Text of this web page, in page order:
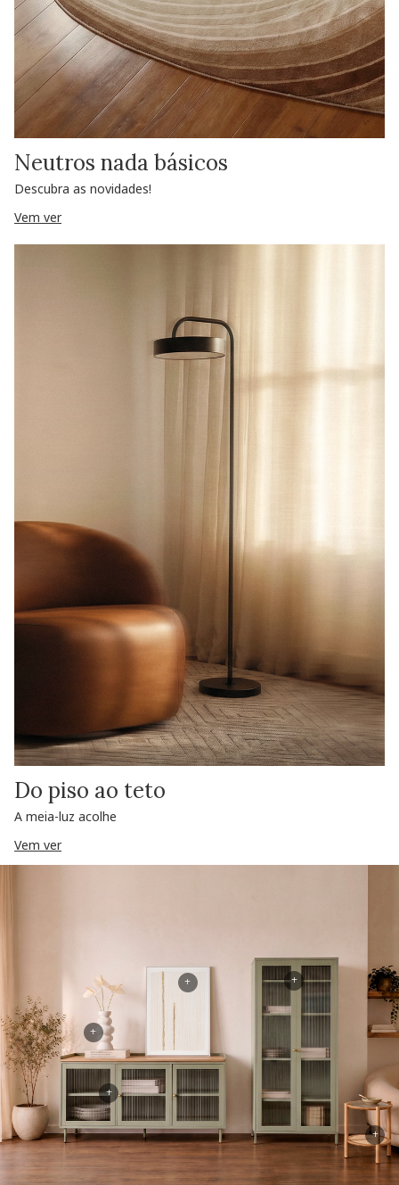
Neutros nada básicos
Descubra as novidades!
Vem ver
Do piso ao teto
A meia-luz acolhe
Vem ver
+
+
+
+
+